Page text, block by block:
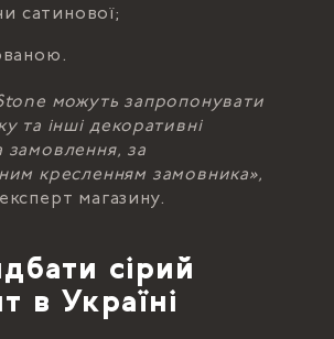
сатинової;
можуть запропонувати
та інші декоративні
замовлення, за
кресленням замовника»,
магазину.
сірий
в Україні